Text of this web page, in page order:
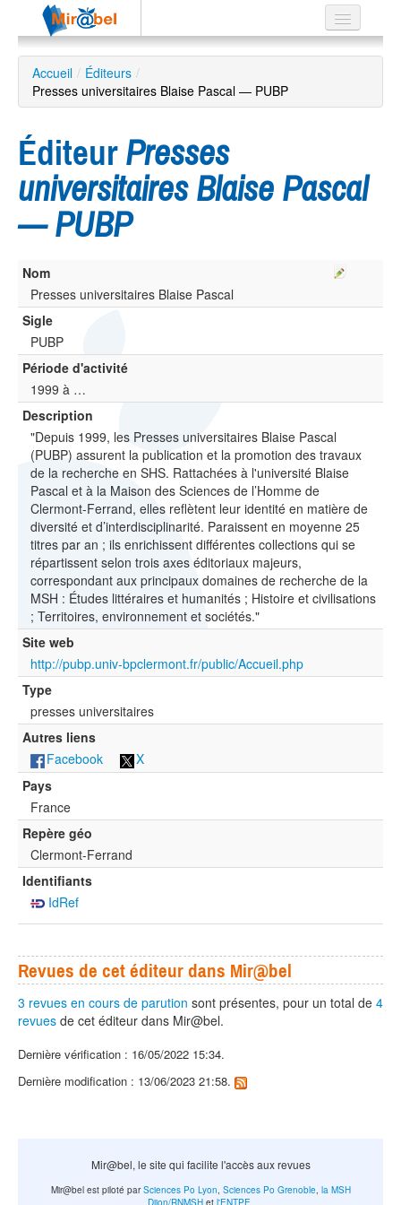
Le réseau
Soutien
Recherche
avancée
ES
?
Accueil / Éditeurs /
Presses universitaires Blaise Pascal — PUBP
Éditeur Presses
universitaires Blaise Pascal
— PUBP
Nom
Presses universitaires Blaise Pascal
Sigle
PUBP
Période d'activité
1999 à …
Description
"Depuis 1999, les Presses universitaires Blaise Pascal
(PUBP) assurent la publication et la promotion des travaux
de la recherche en SHS. Rattachées à l'université Blaise
Pascal et à la Maison des Sciences de l’Homme de
Clermont-Ferrand, elles reflètent leur identité en matière de
diversité et d’interdisciplinarité. Paraissent en moyenne 25
titres par an ; ils enrichissent différentes collections qui se
répartissent selon trois axes éditoriaux majeurs,
correspondant aux principaux domaines de recherche de la
MSH : Études littéraires et humanités ; Histoire et civilisations
; Territoires, environnement et sociétés."
Site web
http://pubp.univ-bpclermont.fr/public/Accueil.php
Type
presses universitaires
Autres liens
Facebook
X
Pays
France
Repère géo
Clermont-Ferrand
Identifiants
IdRef
Revues de cet éditeur dans Mir@bel
3 revues en cours de parution sont présentes, pour un total de 4
revues de cet éditeur dans Mir@bel.
Dernière vérification : 16/05/2022 15:34.
Dernière modification : 13/06/2023 21:58.
Mir@bel, le site qui facilite l'accès aux revues
Mir@bel est piloté parSciences Po Lyon Sciences Po Grenoble, la MSH
Dijon/RNMSH et l'ENTPE